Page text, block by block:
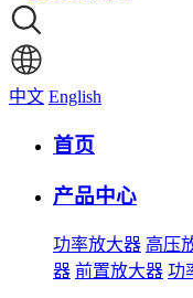
中文 English
首页
产品中心
功率放大器 高压
器 前置放大器 功